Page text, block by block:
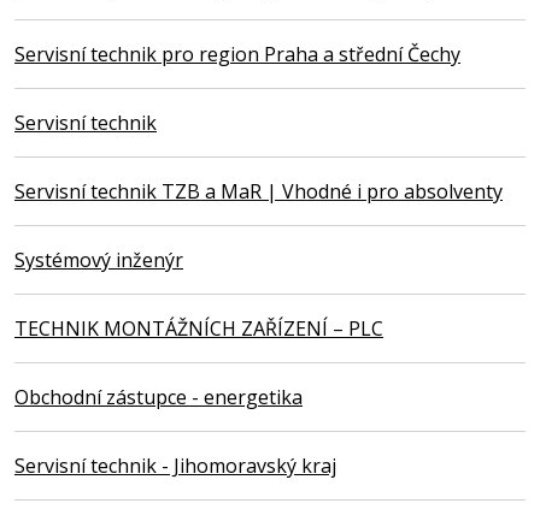
Servisní technik pro region Praha a střední Čechy
Servisní technik
Servisní technik TZB a MaR | Vhodné i pro absolventy
Systémový inženýr
TECHNIK MONTÁŽNÍCH ZAŘÍZENÍ – PLC
Obchodní zástupce - energetika
Servisní technik - Jihomoravský kraj